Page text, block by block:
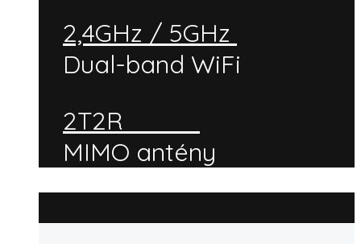
2,4GHz / 5GHz
Dual-band WiFi
2T2R
MIMO antény